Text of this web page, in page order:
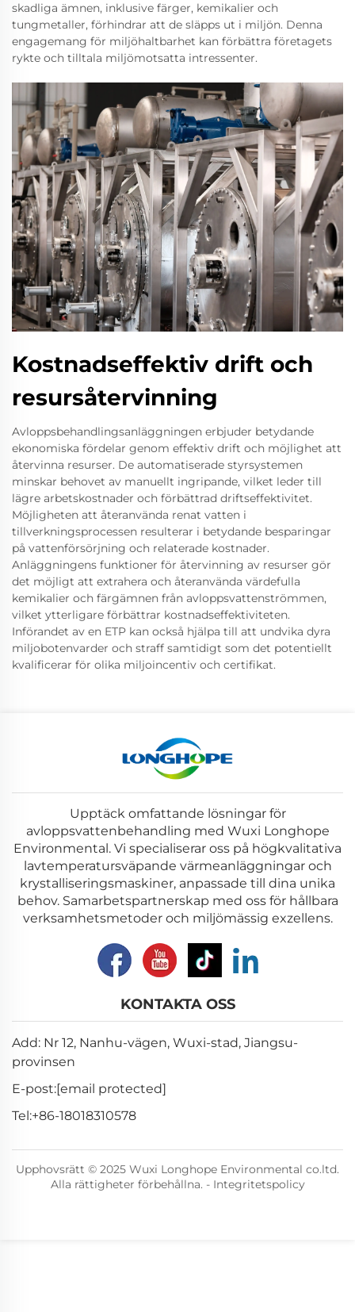
skadliga ämnen, inklusive färger, kemikalier och
tungmetaller, förhindrar att de släpps ut i miljön. Denna
engagemang för miljöhaltbarhet kan förbättra företagets
rykte och tilltala miljömotsatta intressenter.
Kostnadseffektiv drift och
resursåtervinning
Avloppsbehandlingsanläggningen erbjuder betydande
ekonomiska fördelar genom effektiv drift och möjlighet att
återvinna resurser. De automatiserade styrsystemen
minskar behovet av manuellt ingripande, vilket leder till
lägre arbetskostnader och förbättrad driftseffektivitet.
Möjligheten att återanvända renat vatten i
tillverkningsprocessen resulterar i betydande besparingar
på vattenförsörjning och relaterade kostnader.
Anläggningens funktioner för återvinning av resurser gör
det möjligt att extrahera och återanvända värdefulla
kemikalier och färgämnen från avloppsvattenströmmen,
vilket ytterligare förbättrar kostnadseffektiviteten.
Införandet av en ETP kan också hjälpa till att undvika dyra
miljobotenvarder och straff samtidigt som det potentiellt
kvalificerar för olika miljoincentiv och certifikat.
Upptäck omfattande lösningar för
avloppsvattenbehandling med Wuxi Longhope
Environmental. Vi specialiserar oss på högkvalitativa
lavtemperatursväpande värmeanläggningar och
krystalliseringsmaskiner, anpassade till dina unika
behov. Samarbetspartnerskap med oss för hållbara
verksamhetsmetoder och miljömässig exzellens.
KONTAKTA OSS
Add: Nr 12, Nanhu-vägen, Wuxi-stad, Jiangsu-
provinsen
E-post:[email protected]
Tel:+86-18018310578
Upphovsrätt © 2025 Wuxi Longhope Environmental co.ltd.
Alla rättigheter förbehållna. - Integritetspolicy